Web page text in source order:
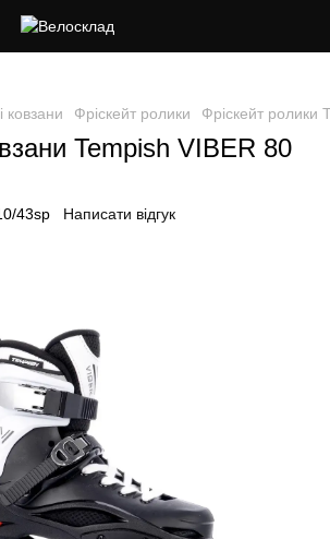
ковзани Фріскейт ролики Фріскейт ролики
Tempish VIBER 80
43sp Написати відгук